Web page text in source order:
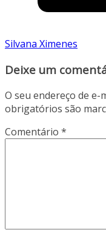
Silvana Ximenes
Deixe um
O seu endereço de e-
obrigatórios são
Comentário *